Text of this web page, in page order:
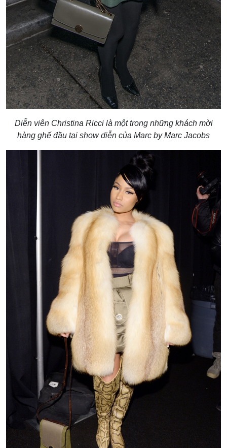
Diễn viên Christina Ricci là một trong những khách mời
hàng ghế đầu tại show diễn của Marc by Marc Jacobs